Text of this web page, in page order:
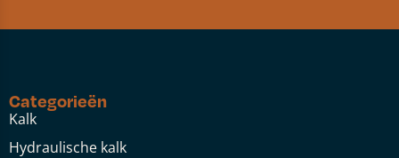
Categorieën
Kalk
Hydraulische kalk